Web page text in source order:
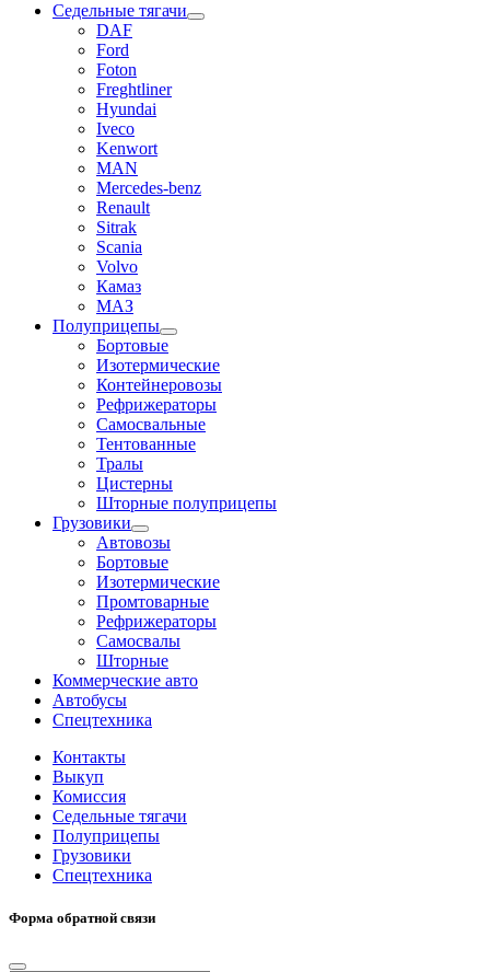
Седельные тягачи
DAF
Ford
Foton
Freghtliner
Hyundai
Iveco
Kenwort
MAN
Mercedes-benz
Renault
Sitrak
Scania
Volvo
Камаз
МАЗ
Полуприцепы
Бортовые
Изотермические
Контейнеровозы
Рефрижераторы
Самосвальные
Тентованные
Тралы
Цистерны
Шторные полуприцепы
Грузовики
Автовозы
Бортовые
Изотермические
Промтоварные
Рефрижераторы
Самосвалы
Шторные
Коммерческие авто
Автобусы
Спецтехника
Контакты
Выкуп
Комиссия
Седельные тягачи
Полуприцепы
Грузовики
Спецтехника
Форма обратной связи